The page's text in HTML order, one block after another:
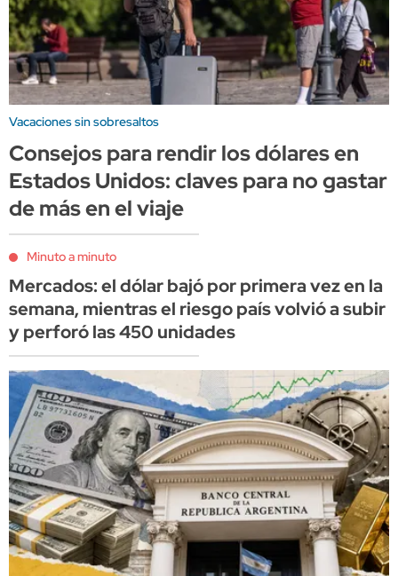
Vacaciones sin sobresaltos
Consejos para rendir los dólares en
Estados Unidos: claves para no gastar
de más en el viaje
Minuto a minuto
Mercados: el dólar bajó por primera vez en la
semana, mientras el riesgo país volvió a subir
y perforó las 450 unidades